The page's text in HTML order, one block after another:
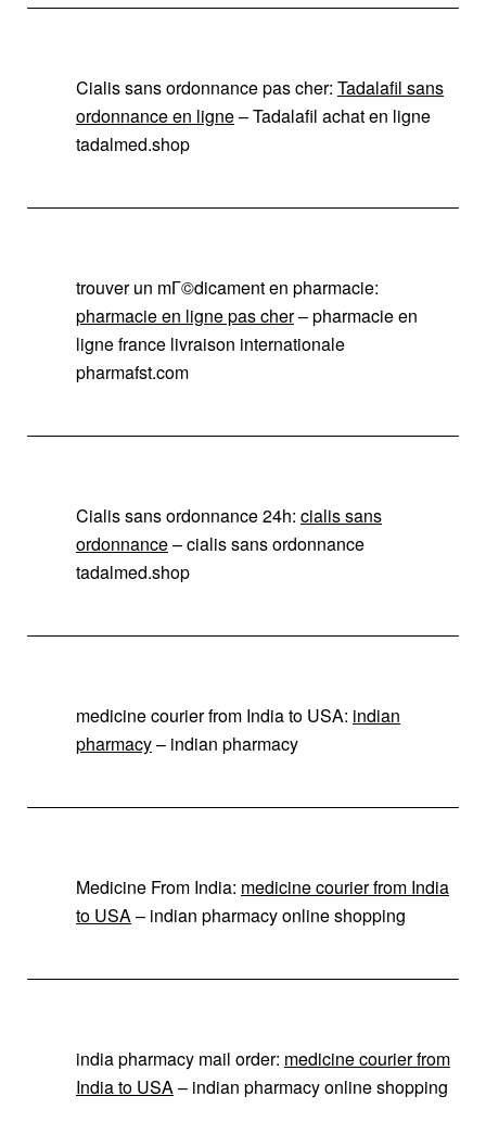
Cialis sans ordonnance pas cher: Tadalafil sans
ordonnance en ligne– Tadalafil achat en ligne
tadalmed.shop
trouver un mГ©dicament en pharmacie:
pharmacie en ligne pas cher– pharmacie en
ligne france livraison internationale
pharmafst.com
Cialis sans ordonnance 24h: cialis sans
ordonnance– cialis sans ordonnance
tadalmed.shop
medicine courier from India to USA: indian
pharmacy– indian pharmacy
Medicine From India: medicine courier from India
to USA– indian pharmacy online shopping
india pharmacy mail order: medicine courier from
India to USA– indian pharmacy online shopping